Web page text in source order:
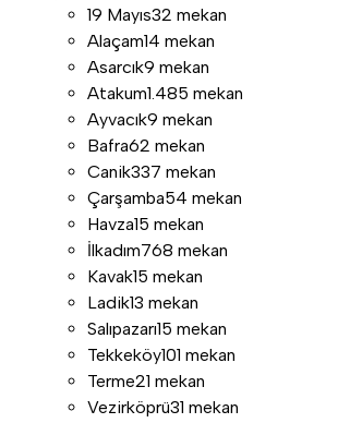
19 Mayıs32 mekan
Alaçam14 mekan
Asarcık9 mekan
Atakum1.485 mekan
Ayvacık9 mekan
Bafra62 mekan
Canik337 mekan
Çarşamba54 mekan
Havza15 mekan
İlkadım768 mekan
Kavak15 mekan
Ladik13 mekan
Salıpazarı15 mekan
Tekkeköy101 mekan
Terme21 mekan
Vezirköprü31 mekan